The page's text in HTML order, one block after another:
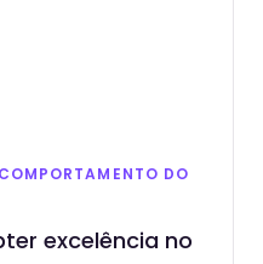
DO
excelência no